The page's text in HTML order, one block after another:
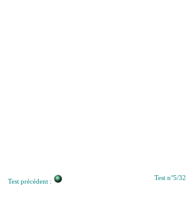
Test précédent :
Test n°5/32